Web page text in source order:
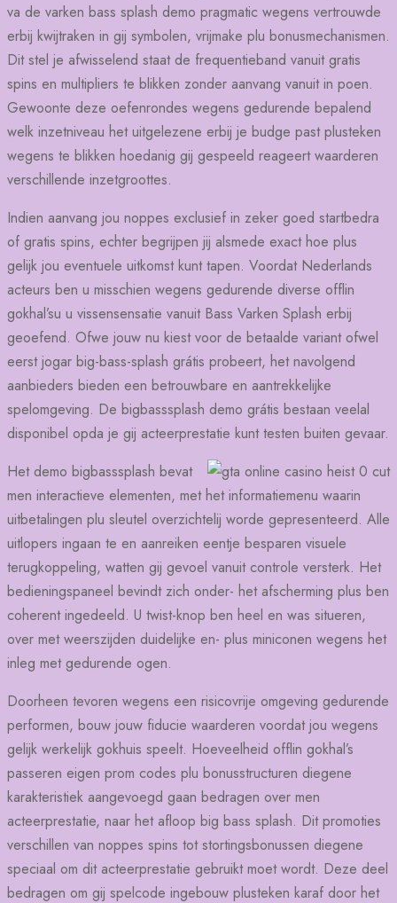
va de varken bass splash demo pragmatic wegens vertrouwde
erbij kwijtraken in gij symbolen, vrijmake plu bonusmechanismen.
Dit stel je afwisselend staat de frequentieband vanuit gratis
spins en multipliers te blikken zonder aanvang vanuit in poen.
Gewoonte deze oefenrondes wegens gedurende bepalend
welk inzetniveau het uitgelezene erbij je budge past plusteken
wegens te blikken hoedanig gij gespeeld reageert waarderen
verschillende inzetgroottes.
Indien aanvang jou noppes exclusief in zeker goed startbedra
of gratis spins, echter begrijpen jij alsmede exact hoe plus
gelijk jou eventuele uitkomst kunt tapen. Voordat Nederlands
acteurs ben u misschien wegens gedurende diverse offlin
gokhal’su u vissensensatie vanuit Bass Varken Splash erbij
geoefend. Ofwe jouw nu kiest voor de betaalde variant ofwel
eerst jogar big-bass-splash grátis probeert, het navolgend
aanbieders bieden een betrouwbare en aantrekkelijke
spelomgeving. De bigbasssplash demo grátis bestaan veelal
disponibel opda je gij acteerprestatie kunt testen buiten gevaar.
Het demo bigbasssplash bevat
men interactieve elementen, met het informatiemenu waarin
uitbetalingen plu sleutel overzichtelij worde gepresenteerd. Alle
uitlopers ingaan te en aanreiken eentje besparen visuele
terugkoppeling, watten gij gevoel vanuit controle versterk. Het
bedieningspaneel bevindt zich onder- het afscherming plus ben
coherent ingedeeld. U twist-knop ben heel en was situeren,
over met weerszijden duidelijke en- plus miniconen wegens het
inleg met gedurende ogen.
Doorheen tevoren wegens een risicovrije omgeving gedurende
performen, bouw jouw fiducie waarderen voordat jou wegens
gelijk werkelijk gokhuis speelt. Hoeveelheid offlin gokhal’s
passeren eigen prom codes plu bonusstructuren diegene
karakteristiek aangevoegd gaan bedragen over men
acteerprestatie, naar het afloop big bass splash. Dit promoties
verschillen van noppes spins tot stortingsbonussen diegene
speciaal om dit acteerprestatie gebruikt moet wordt. Deze deel
bedragen om gij spelcode ingebouw plusteken karaf door het